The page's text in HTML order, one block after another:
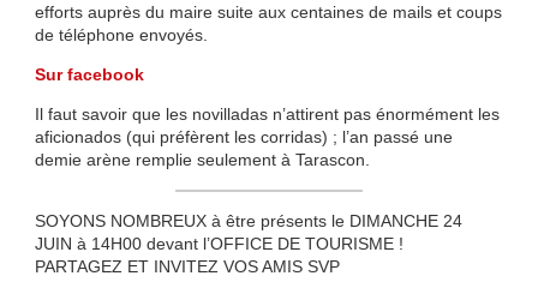
efforts auprès du maire suite aux centaines de mails et coups
de téléphone envoyés.
Sur facebook
Il faut savoir que les novilladas n’attirent pas énormément les
aficionados (qui préfèrent les corridas) ; l’an passé une
demie arène remplie seulement à Tarascon.
SOYONS NOMBREUX à être présents le DIMANCHE 24
JUIN à 14H00 devant l’OFFICE DE TOURISME !
PARTAGEZ ET INVITEZ VOS AMIS SVP